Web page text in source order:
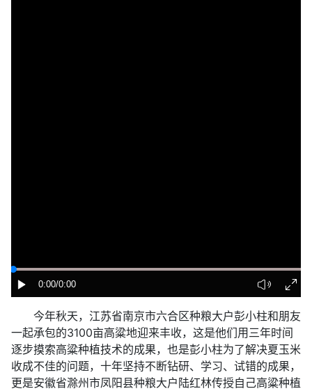
0:00/0:00
今年秋天，江苏省南京市六合区种粮大户彭小柱和朋友
一起承包的3100亩高粱地迎来丰收，这是他们用三年时间
逐步摸索高粱种植技术的成果，也是彭小柱为了解决夏玉米
收成不佳的问题，十年坚持不断钻研、学习、试错的成果，
更是安徽省滁州市凤阳县种粮大户陆红林传授自己高粱种植